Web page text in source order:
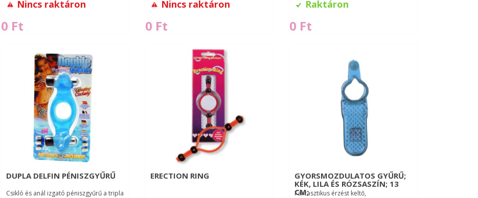
Nincs raktáron
0 Ft
Nincs raktáron
0 Ft
herezacskó...
Raktáron
0 Ft
DUPLA DELFIN PÉNISZGYŰRŰ
Csikló és anál izgató péniszgyűrű a tripla
ERECTION RING
GYORSMOZDULATOS GYŰRŰ;
KÉK, LILA ÉS RÓZSASZÍN; 13
CM;
Fantasztikus érzést keltő,